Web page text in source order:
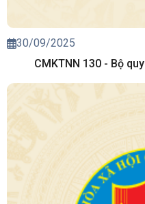
30/09/2025
CMKTNN 130 - Bộ